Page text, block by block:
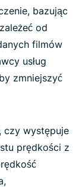
bazując
od
filmów
usług
zmniejszyć
czy występuje
prędkości z